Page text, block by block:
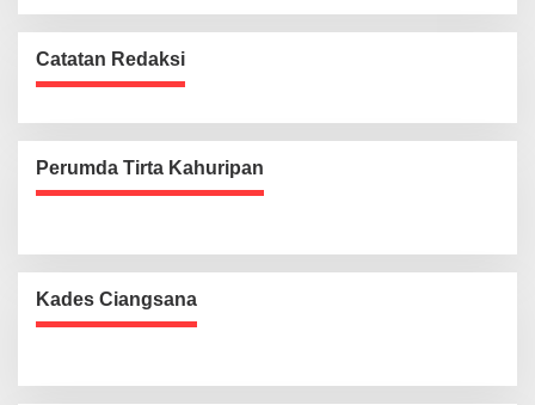
Catatan Redaksi
Perumda Tirta Kahuripan
Kades Ciangsana